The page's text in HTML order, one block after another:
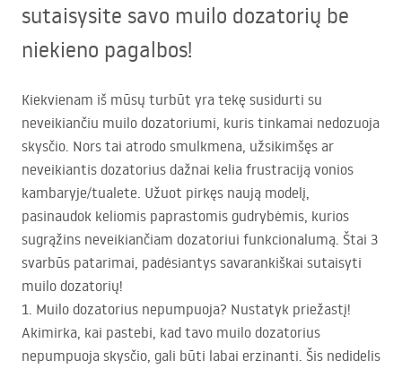
sutaisysite savo muilo dozatorių be
niekieno pagalbos!
Kiekvienam iš mūsų turbūt yra tekę susidurti su
neveikiančiu muilo dozatoriumi, kuris tinkamai nedozuoja
skysčio. Nors tai atrodo smulkmena, užsikimšęs ar
neveikiantis dozatorius dažnai kelia frustraciją vonios
kambaryje/tualete. Užuot pirkęs naują modelį,
pasinaudok keliomis paprastomis gudrybėmis, kurios
sugrąžins neveikiančiam dozatoriui funkcionalumą. Štai 3
svarbūs patarimai, padėsiantys savarankiškai sutaisyti
muilo dozatorių!
1. Muilo dozatorius nepumpuoja? Nustatyk priežastį!
Akimirka, kai pastebi, kad tavo muilo dozatorius
nepumpuoja skysčio, gali būti labai erzinanti. Šis nedidelis